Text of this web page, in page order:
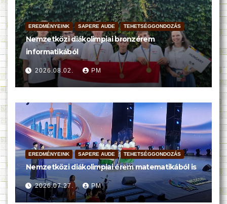
EREDMÉNYEINK SAPERE AUDE TEHETSÉGGONDOZÁS
Nemzetközi diákolimpiai bronzérem
informatikából
2026.08.02. PM
EREDMÉNYEINK SAPERE AUDE TEHETSÉGGONDOZÁS
Nemzetközi diákolimpiai érem matematikából is
2026.07.27. PM